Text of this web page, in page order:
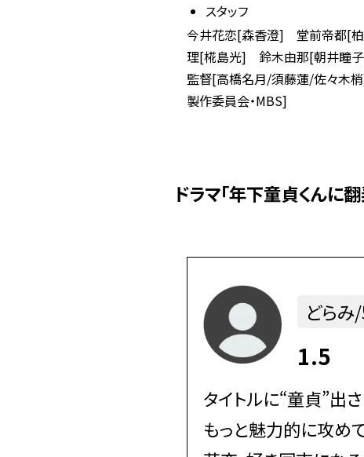
スタッフ
今井花恋[森香澄] 堂前帝都[
理[椛島光] 鈴木由那[朝井瞳
監督[高橋名月/須藤蓮/佐々木
製作委員会・MBS]
ドラマ「年下童貞くんに
どら
1.5
タイトルに“童貞”出
もっと魅力的に攻め